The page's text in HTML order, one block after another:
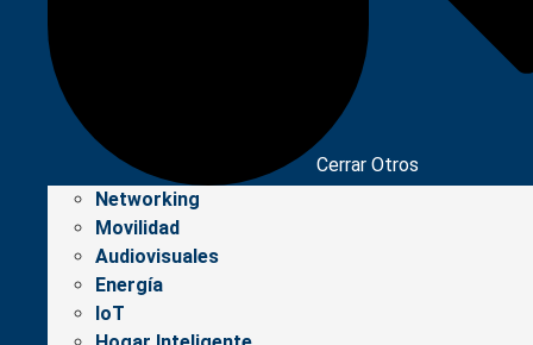
Cerrar Otros
Networking
Movilidad
Audiovisuales
Energía
IoT